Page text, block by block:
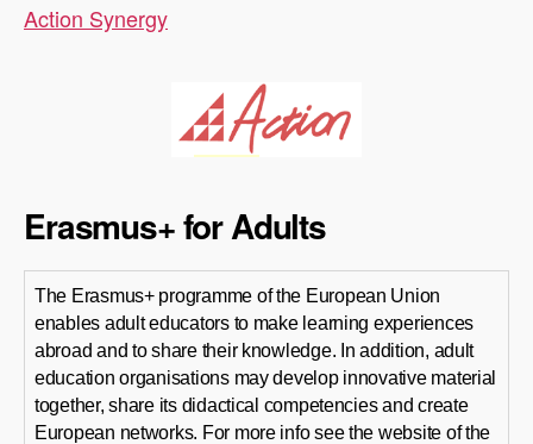
Action Synergy
Erasmus+ for Adults
The Erasmus+ programme of the European Union
enables adult educators to make learning experiences
abroad and to share their knowledge. In addition, adult
education organisations may develop innovative material
together, share its didactical competencies and create
European networks. For more info see the website of the